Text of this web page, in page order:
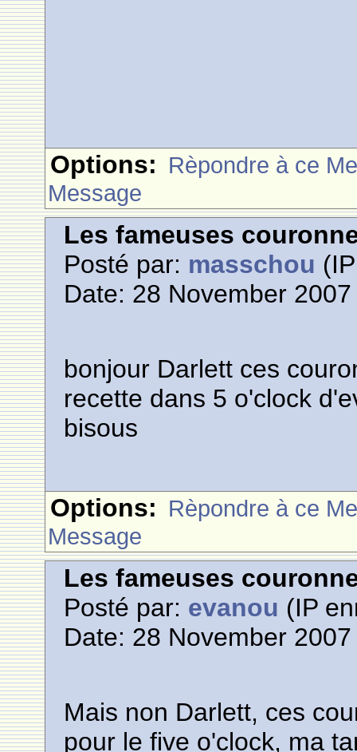
Options: Rèpondre à ce
Message
Les fameuses
Posté par: masschou
Date: 28 November
bonjour Darlett ces
recette dans 5 o'clock
bisous
Options: Rèpondre à ce
Message
Les fameuses
Posté par: evanou (IP
Date: 28 November
Mais non Darlett, ces
pour le five o'clock, ma